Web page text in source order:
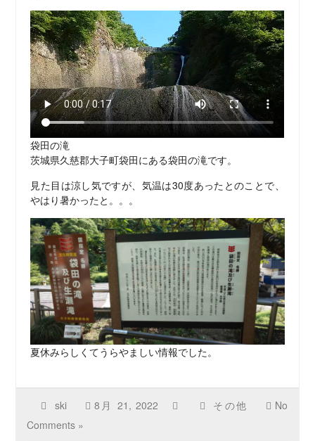
袋田の滝
茨城県久慈郡大子町袋田にある袋田の滝です。
見た目は涼し気ですが、気温は30度あったとのことで、
やはり暑かったと。。。
夏休みらしくてうらやましい情報でした。
ski 8月 21, 2022 その他
No
Comments »